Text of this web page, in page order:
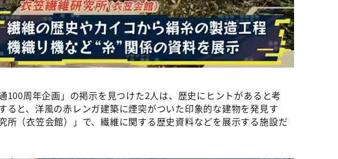
100周年企画」の掲示を見つけた2人は、歴史にヒントがあると考
ると、洋風の赤レンガ建築に煙突がついた印象的な建物を発見す
所（衣笠会館）」で、繊維に関する歴史資料などを展示する施設だ